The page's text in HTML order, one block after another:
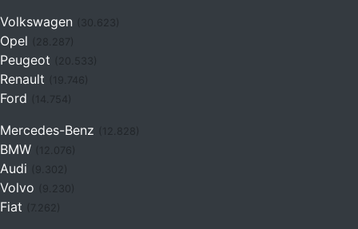
Volkswagen (30.623)
Opel
Peugeot
Renault (19.746)
Ford (14.754)
Mercedes-Benz
BMW (12.076)
Audi
Volvo
Fiat (7.262)